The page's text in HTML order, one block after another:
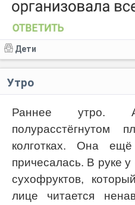
Дети
Утро
Раннее утро.
полурасстёгнутом
колготках. Она
причесалась. В руке у
сухофруктов,
лице читается